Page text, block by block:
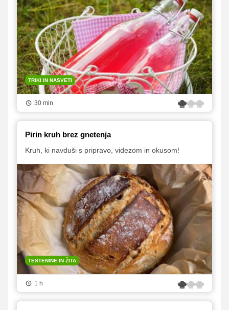
TRIKI IN NASVETI
30 min
Pirin kruh brez gnetenja
Kruh, ki navduši s pripravo, videzom in okusom!
TESTENINE IN ŽITA
1 h